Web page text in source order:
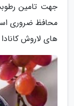
جهت تامین
محافظ ضروری
های لاروش